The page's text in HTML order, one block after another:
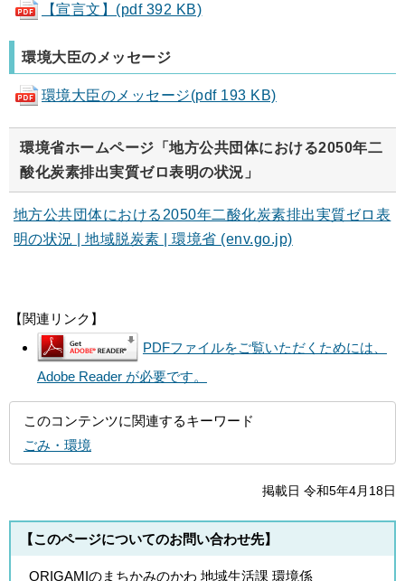
【宣言文】(pdf 392 KB)
環境大臣のメッセージ
環境大臣のメッセージ(pdf 193 KB)
環境省ホームページ「地方公共団体における2050年二
酸化炭素排出実質ゼロ表明の状況」
地方公共団体における2050年二酸化炭素排出実質ゼロ表
明の状況 | 地域脱炭素 | 環境省 (env.go.jp)
【関連リンク】
PDFファイルをご覧いただくためには、
Adobe Reader が必要です。
このコンテンツに関連するキーワード
ごみ・環境
掲載日 令和5年4月18日
【このページについてのお問い合わせ先】
ORIGAMIのまちかみのかわ 地域生活課 環境係